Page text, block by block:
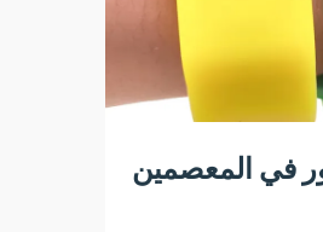
في المعصمين